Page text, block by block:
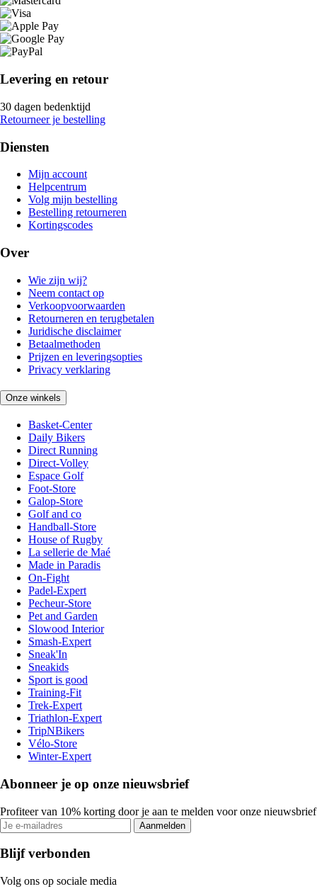
Levering en retour
30 dagen bedenktijd
Retourneer je bestelling
Diensten
Mijn account
Helpcentrum
Volg mijn bestelling
Bestelling retourneren
Kortingscodes
Over
Wie zijn wij?
Neem contact op
Verkoopvoorwaarden
Retourneren en terugbetalen
Juridische disclaimer
Betaalmethoden
Prijzen en leveringsopties
Privacy verklaring
Onze winkels
Basket-Center
Daily Bikers
Direct Running
Direct-Volley
Espace Golf
Foot-Store
Galop-Store
Golf and co
Handball-Store
House of Rugby
La sellerie de Maé
Made in Paradis
On-Fight
Padel-Expert
Pecheur-Store
Pet and Garden
Slowood Interior
Smash-Expert
Sneak'In
Sneakids
Sport is good
Training-Fit
Trek-Expert
Triathlon-Expert
TripNBikers
Vélo-Store
Winter-Expert
Abonneer je op onze nieuwsbrief
Profiteer van 10% korting door je aan te melden voor onze nieuwsbrief
Aanmelden
Blijf verbonden
Volg ons op sociale media